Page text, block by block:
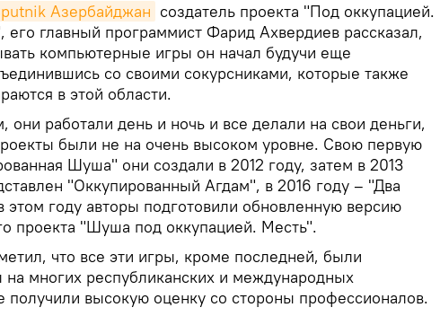
Азербайджан создатель проекта "Под оккупацией.
главный программист Фарид Ахвердиев рассказал,
компьютерные игры он начал будучи еще
со своими сокурсниками, которые также
в этой области.
они работали день и ночь и все делали на свои деньги,
были не на очень высоком уровне. Свою первую
Шуша" они создали в 2012 году, затем в 2013
"Оккупированный Агдам", в 2016 году – "Два
этом году авторы подготовили обновленную версию
проекта "Шуша под оккупацией. Месть".
что все эти игры, кроме последней, были
на многих республиканских и международных
получили высокую оценку со стороны профессионалов.